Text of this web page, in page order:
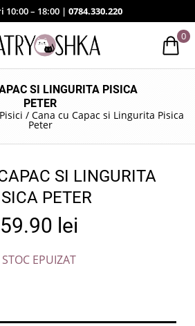
10:00 – 18:00 | 0784.330.220
0
SI LINGURITA PISICA
PETER
/ Cana cu Capac si Lingurita Pisica
Peter
SI LINGURITA
PETER
59.90 lei
STOC EPUIZAT